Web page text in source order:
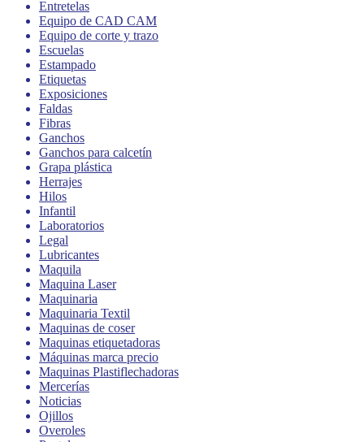
Entretelas
Equipo de CAD CAM
Equipo de corte y trazo
Escuelas
Estampado
Etiquetas
Exposiciones
Faldas
Fibras
Ganchos
Ganchos para calcetín
Grapa plástica
Herrajes
Hilos
Infantil
Laboratorios
Legal
Lubricantes
Maquila
Maquina Laser
Maquinaria
Maquinaria Textil
Maquinas de coser
Maquinas etiquetadoras
Máquinas marca precio
Maquinas Plastiflechadoras
Mercerías
Noticias
Ojillos
Overoles